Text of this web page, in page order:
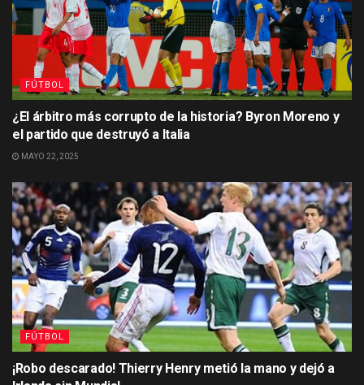
FÚTBOL
¿El árbitro más corrupto de la historia? Byron Moreno y
el partido que destruyó a Italia
MAYO 22, 2025
FÚTBOL
¡Robo descarado! Thierry Henry metió la mano y dejó a